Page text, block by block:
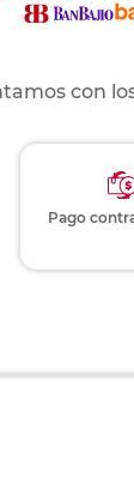
con
Pago